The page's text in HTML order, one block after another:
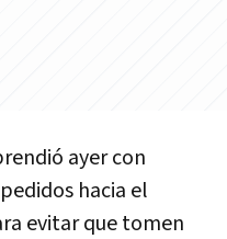
ayer con
hacia el
evitar que tomen